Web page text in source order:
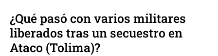
¿Qué pasó con varios militares
liberados tras un secuestro en
Ataco (Tolima)?